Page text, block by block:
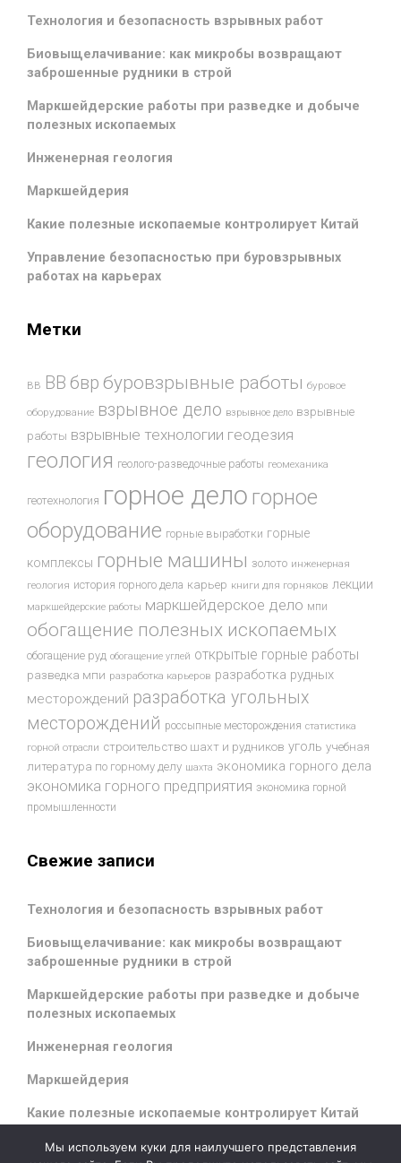
Технология и безопасность взрывных работ
Биовыщелачивание: как микробы возвращают
заброшенные рудники в строй
Маркшейдерские работы при разведке и добыче
полезных ископаемых
Инженерная геология
Маркшейдерия
Какие полезные ископаемые контролирует Китай
Управление безопасностью при буровзрывных
работах на карьерах
Метки
ВВ ВВ бвр буровзрывные работы буровое
оборудование взрывное дело взрывное дело взрывные
работы взрывные технологии геодезия
геология геолого-разведочные работы геомеханика
геотехнология горное дело горное
оборудование горные выработки горные
комплексы горные машины золото инженерная
геология история горного дела карьер книги для горняков лекции
маркшейдерские работы маркшейдерское дело мпи
обогащение полезных ископаемых
обогащение руд обогащение углей открытые горные работы
разведка мпи разработка карьеров разработка рудных
месторождений разработка угольных
месторождений россыпные месторождения статистика
горной отрасли строительство шахт и рудников уголь учебная
литература по горному делу шахта экономика горного дела
экономика горного предприятия экономика горной
промышленности
Свежие записи
Технология и безопасность взрывных работ
Биовыщелачивание: как микробы возвращают
заброшенные рудники в строй
Маркшейдерские работы при разведке и добыче
полезных ископаемых
Инженерная геология
Маркшейдерия
Какие полезные ископаемые контролирует Китай
Мы используем куки для наилучшего представления